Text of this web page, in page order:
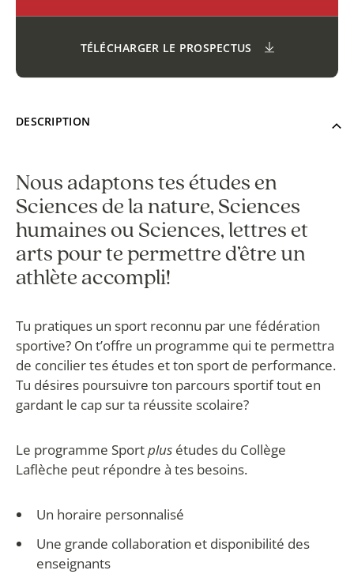
TÉLÉCHARGER LE PROSPECTUS
DESCRIPTION
Nous adaptons tes études en
Sciences de la nature, Sciences
humaines ou Sciences, lettres et
arts pour te permettre d’être un
athlète accompli!
Tu pratiques un sport reconnu par une fédération
sportive? On t’offre un programme qui te permettra
de concilier tes études et ton sport de performance.
Tu désires poursuivre ton parcours sportif tout en
gardant le cap sur ta réussite scolaire?
Le programme Sportplus études du Collège
Laflèche peut répondre à tes besoins.
Un horaire personnalisé
Une grande collaboration et disponibilité des
enseignants